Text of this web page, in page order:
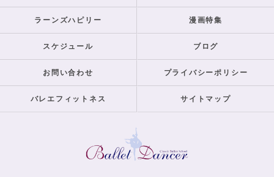
ラーンズハピリー 漫画特集
スケジュール ブログ
お問い合わせ プライバシーポリシー
バレエフィットネス サイトマップ